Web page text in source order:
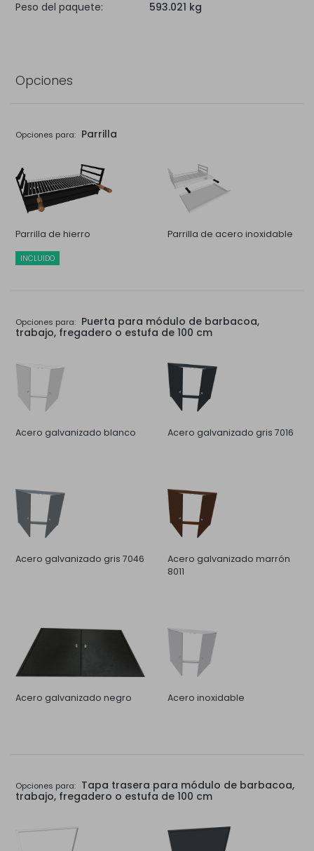
Peso del paquete: 593.021 kg
Opciones
Opciones para: Parrilla
Parrilla de hierro
INCLUIDO
Parrilla de acero inoxidable
Opciones para: Puerta para módulo de barbacoa,
trabajo, fregadero o estufa de 100 cm
Acero galvanizado blanco Acero galvanizado gris 7016
Acero galvanizado gris 7046
Acero galvanizado marrón
8011
Acero galvanizado negro Acero inoxidable
Opciones para: Tapa trasera para módulo de barbacoa,
trabajo, fregadero o estufa de 100 cm